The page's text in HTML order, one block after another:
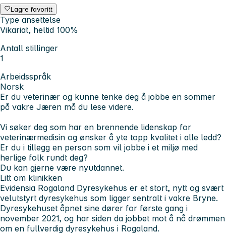
Lagre favoritt
Type ansettelse
Vikariat, heltid 100%
Antall stillinger
1
Arbeidsspråk
Norsk
Er du veterinær og kunne tenke deg å jobbe en sommer
på vakre Jæren må du lese videre.
Vi søker deg som har en brennende lidenskap for
veterinærmedisin og ønsker å yte topp kvalitet i alle ledd?
Er du i tillegg en person som vil jobbe i et miljø med
herlige folk rundt deg?
Du kan gjerne være nyutdannet.
Litt om klinikken
Evidensia Rogaland Dyresykehus er et stort, nytt og svært
velutstyrt dyresykehus som ligger sentralt i vakre Bryne.
Dyresykehuset åpnet sine dører for første gang i
november 2021, og har siden da jobbet mot å nå drømmen
om en fullverdig dyresykehus i Rogaland.